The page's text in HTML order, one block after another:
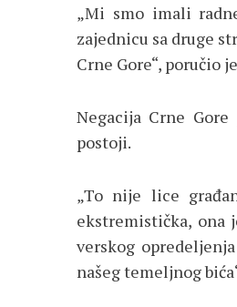
„Mi smo imali
zajednicu sa druge
Crne Gore“, poručio
Negacija Crne
postoji.
„To nije lice
ekstremistička, ona
verskog
našeg temeljnog